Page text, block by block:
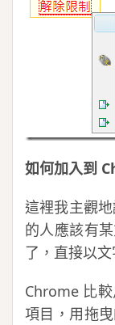
如何加入到
這裡我主觀
的人應該有
了，直接以文
Chrome 比
項目，用拖